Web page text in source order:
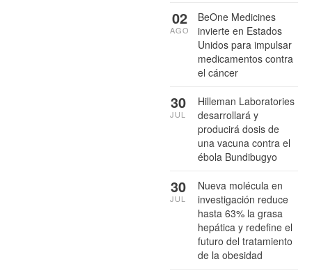
BeOne Medicines
invierte en Estados
Unidos para impulsar
medicamentos contra
el cáncer
02
AGO
Hilleman Laboratories
desarrollará y
producirá dosis de
una vacuna contra el
ébola Bundibugyo
30
JUL
Nueva molécula en
investigación reduce
hasta 63% la grasa
hepática y redefine el
futuro del tratamiento
de la obesidad
30
JUL